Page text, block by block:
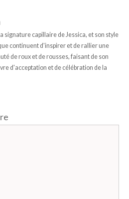
signature capillaire de Jessica, et son style
continuent d'inspirer et de rallier une
de roux et de rousses, faisant de son
d'acceptation et de célébration de la